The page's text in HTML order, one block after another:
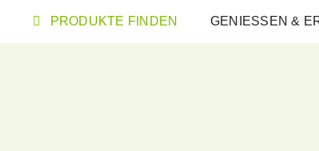
PRODUKTE FINDEN GENIESSEN &